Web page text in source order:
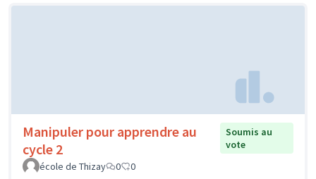
Manipuler pour apprendre au
cycle 2
Soumis au
vote
école de Thizay
0 0